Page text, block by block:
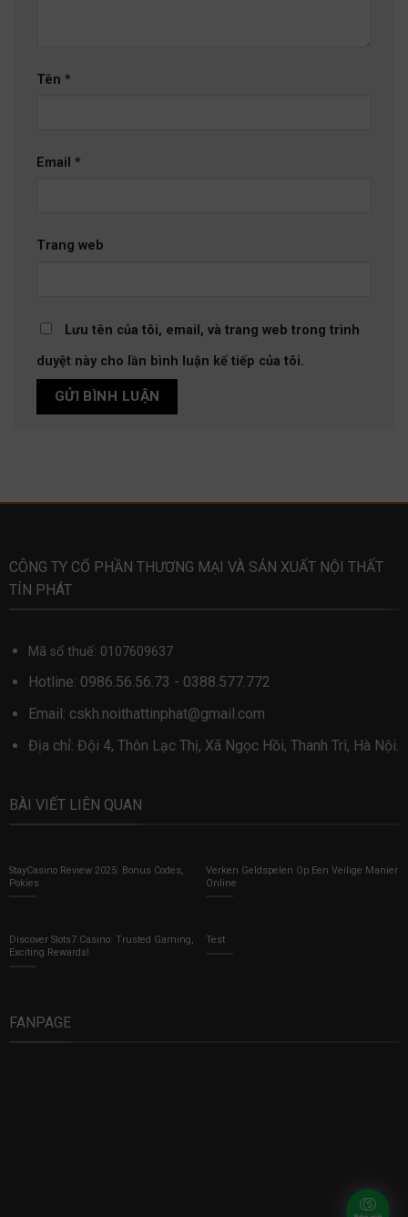
Tên *
Email *
Trang web
Lưu tên của tôi, email, và trang web trong trình
duyệt này cho lần bình luận kế tiếp của tôi.
CÔNG TY CỔ PHẦN THƯƠNG MẠI VÀ SẢN XUẤT NỘI THẤT
TÍN PHÁT
Mã số thuế: 0107609637
Hotline: 0986.56.56.73 - 0388.577.772
Email: cskh.noithattinphat@gmail.com
Địa chỉ: Đội 4, Thôn Lạc Thị, Xã Ngọc Hồi, Thanh Trì, Hà Nội.
BÀI VIẾT LIÊN QUAN
StayCasino Review 2025: Bonus Codes,
Pokies
Verken Geldspelen Op Een Veilige Manier
Online
Discover Slots7 Casino: Trusted Gaming,
Exciting Rewards!
Test
FANPAGE